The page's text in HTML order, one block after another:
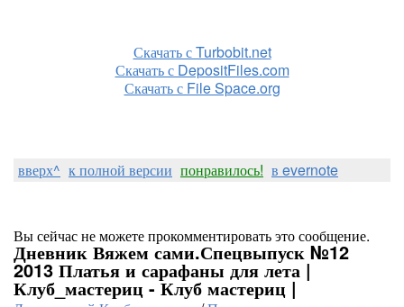
Скачать с Turbobit.net
Скачать с DepositFiles.com
Скачать с File Space.org
вверх^ к полной версии понравилось! в evernote
Вы сейчас не можете прокомментировать это сообщение.
Дневник Вяжем сами.Спецвыпуск №12
2013 Платья и сарафаны для лета |
Клуб_мастериц - Клуб мастериц |